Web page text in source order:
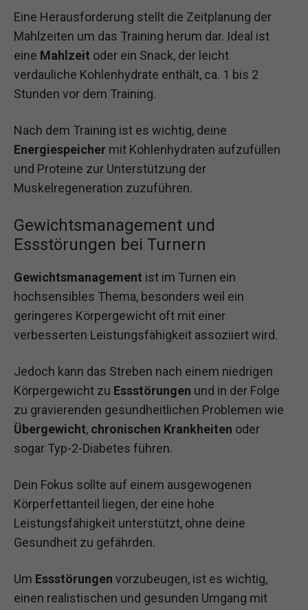
Eine Herausforderung stellt die Zeitplanung der
Mahlzeiten um das Training herum dar. Ideal ist
eine Mahlzeit oder ein Snack, der leicht
verdauliche Kohlenhydrate enthält, ca. 1 bis 2
Stunden vor dem Training.
Nach dem Training ist es wichtig, deine
Energiespeicher mit Kohlenhydraten aufzufüllen
und Proteine zur Unterstützung der
Muskelregeneration zuzuführen.
Gewichtsmanagement und
Essstörungen bei Turnern
Gewichtsmanagement ist im Turnen ein
hochsensibles Thema, besonders weil ein
geringeres Körpergewicht oft mit einer
verbesserten Leistungsfähigkeit assoziiert wird.
Jedoch kann das Streben nach einem niedrigen
Körpergewicht zu Essstörungen und in der Folge
zu gravierenden gesundheitlichen Problemen wie
Übergewicht, chronischen Krankheiten oder
sogar Typ-2-Diabetes führen.
Dein Fokus sollte auf einem ausgewogenen
Körperfettanteil liegen, der eine hohe
Leistungsfähigkeit unterstützt, ohne deine
Gesundheit zu gefährden.
Um Essstörungen vorzubeugen, ist es wichtig,
einen realistischen und gesunden Umgang mit